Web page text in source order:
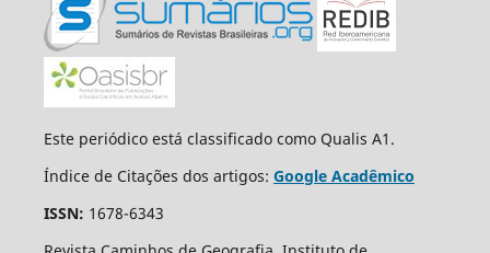
Este periódico está classificado como Qualis A1.
Índice de Citações dos artigos: Google Acadêmico
ISSN: 1678-6343